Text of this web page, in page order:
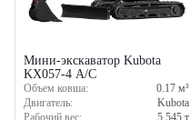
Мини-экскаватор Kubota
KX057-4 A/C
Объем ковша: 0.17 м³
Двигатель:
Kubota
Рабочий вес:
5.545 т